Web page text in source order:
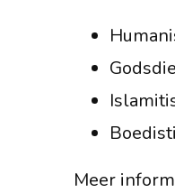
Meer